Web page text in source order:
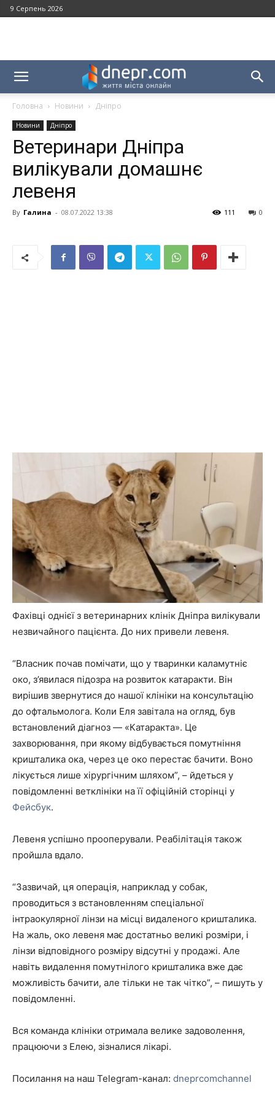
9 Серпень 2026
Головна Новини Дніпро
Новини Дніпро
Ветеринари Дніпра
вилікували домашнє
левеня
By Галина - 08.07.2022 13:38 0
111
Фахівці однієї з ветеринарних клінік Дніпра вилікували
незвичайного пацієнта. До них привели левеня.
“Власник почав помічати, що у тваринки каламутніє
око, з’явилася підозра на розвиток катаракти. Він
вирішив звернутися до нашої клініки на консультацію
до офтальмолога. Коли Еля завітала на огляд, був
встановлений діагноз — «Катаракта». Це
захворювання, при якому відбувається помутніння
кришталика ока, через це око перестає бачити. Воно
лікується лише хірургічним шляхом”, – йдеться у
повідомленні ветклініки на її офіційній сторінці у
Фейсбук.
Левеня успішно прооперували. Реабілітація також
пройшла вдало.
“Зазвичай, ця операція, наприклад у собак,
проводиться з встановленням спеціальної
інтраокулярної лінзи на місці видаленого кришталика.
На жаль, око левеня має достатньо великі розміри, і
лінзи відповідного розміру відсутні у продажі. Але
навіть видалення помутнілого кришталика вже дає
можливість бачити, але тільки не так чітко”, – пишуть у
повідомленні.
Вся команда клініки отримала велике задоволення,
працюючи з Елею, зізналися лікарі.
Посилання на наш Telegram-канал: dneprcomchannel